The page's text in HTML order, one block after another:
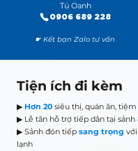
Tú Oanh
0906 689 228
☛ Kết bạn Zalo tư vấn
Tiện ích đi kèm
▶ Hơn 20 siêu thị, quán ăn, tiệm
▶ Lễ tân hỗ trợ tiếp dân tại sảnh
▶ Sảnh đón tiếp sang trọng
lạnh